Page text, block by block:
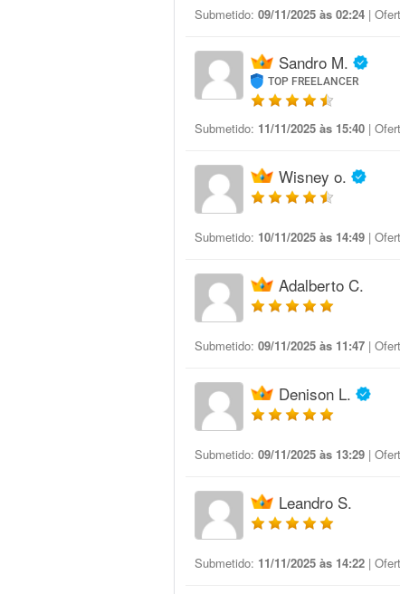
Submetido: 09/11/2025 às 02:24 |
Sandro M.
TOP FREELANCER
Submetido: 11/11/2025 às 15:40 |
Wisney o.
Submetido: 10/11/2025 às 14:49 |
Adalberto C.
Submetido: 09/11/2025 às 11:47 |
Denison L.
Submetido: 09/11/2025 às 13:29 |
Leandro S.
Submetido: 11/11/2025 às 14:22 |